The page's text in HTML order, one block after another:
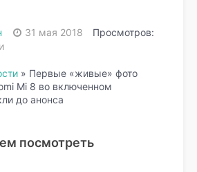
31 мая 2018
Просмотров:
» Первые «живые» фото
Mi 8 во включенном
до анонса
посмотреть